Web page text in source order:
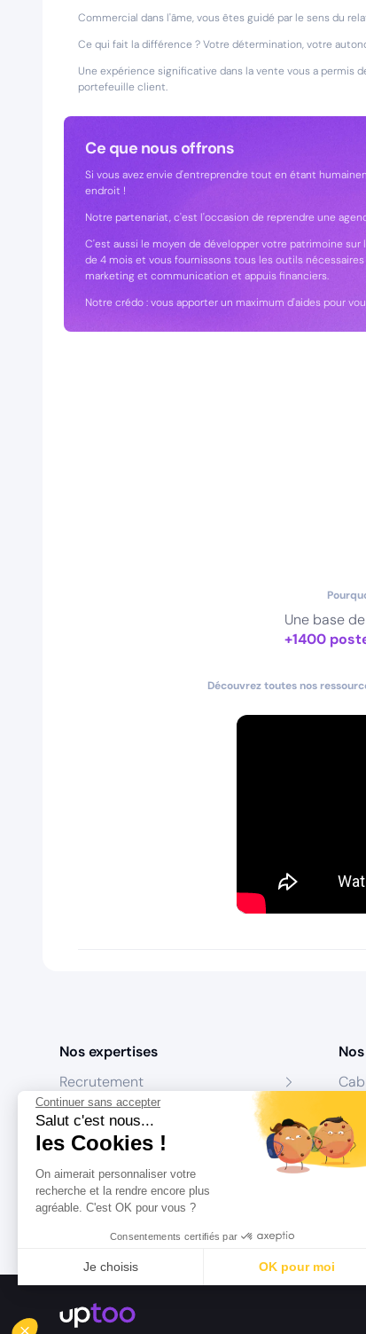
Continuer sans accepter
Salut c'est nous...
les Cookies !
On aimerait personnaliser votre
recherche et la rendre encore plus
agréable. C'est OK pour vous ?
Consentements certifiés par
Je choisis OK pour moi
Notre plateforme vous permet d'adapter et de gérer
Commercial dans l'âme, vous êtes guidé par le sens du
Ce qui fait la différence ? Votre détermination, votre
Une expérience significative dans la vente vous a permis
portefeuille client.
Ce que nous offrons
Si vous avez envie d'entreprendre tout en étant
endroit !
Notre partenariat, c'est l'occasion de reprendre une
C'est aussi le moyen de développer votre patrimoine
de 4 mois et vous fournissons tous les outils
marketing et communication et appuis financiers.
Notre crédo : vous apporter un maximum d'aides pour
Une base de
+1400
Découvrez toutes nos
Nos expertises
Recrutement
Formation
Coaching
Conseil